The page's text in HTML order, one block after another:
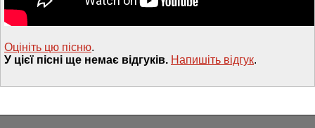
Оцініть цю пісню.
У цієї пісні ще немає відгуків. Напишiть вiдгук.